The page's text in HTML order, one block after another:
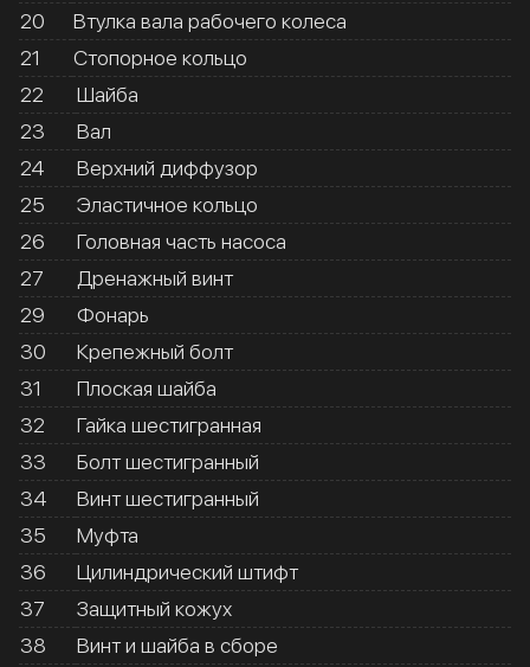
20
Втулка вала рабочего колеса
21
Стопорное кольцо
22
Шайба
23
Вал
24
Верхний диффузор
25
Эластичное кольцо
26
Головная часть насоса
27
Дренажный винт
29
Фонарь
30
Крепежный болт
31
Плоская шайба
32
Гайка шестигранная
33
Болт шестигранный
34
Винт шестигранный
35
Муфта
36
Цилиндрический штифт
37
Защитный кожух
38
Винт и шайба в сборе